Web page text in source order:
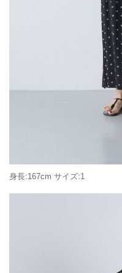
身長:167cm サイズ:1